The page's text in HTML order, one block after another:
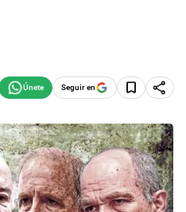
Seguir en